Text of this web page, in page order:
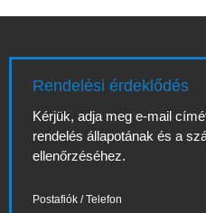
Rendelési érdeklődés
Kérjük, adja meg e-mail
rendelés állapotának és a
ellenőrzéséhez.
Postafiók / Telefon